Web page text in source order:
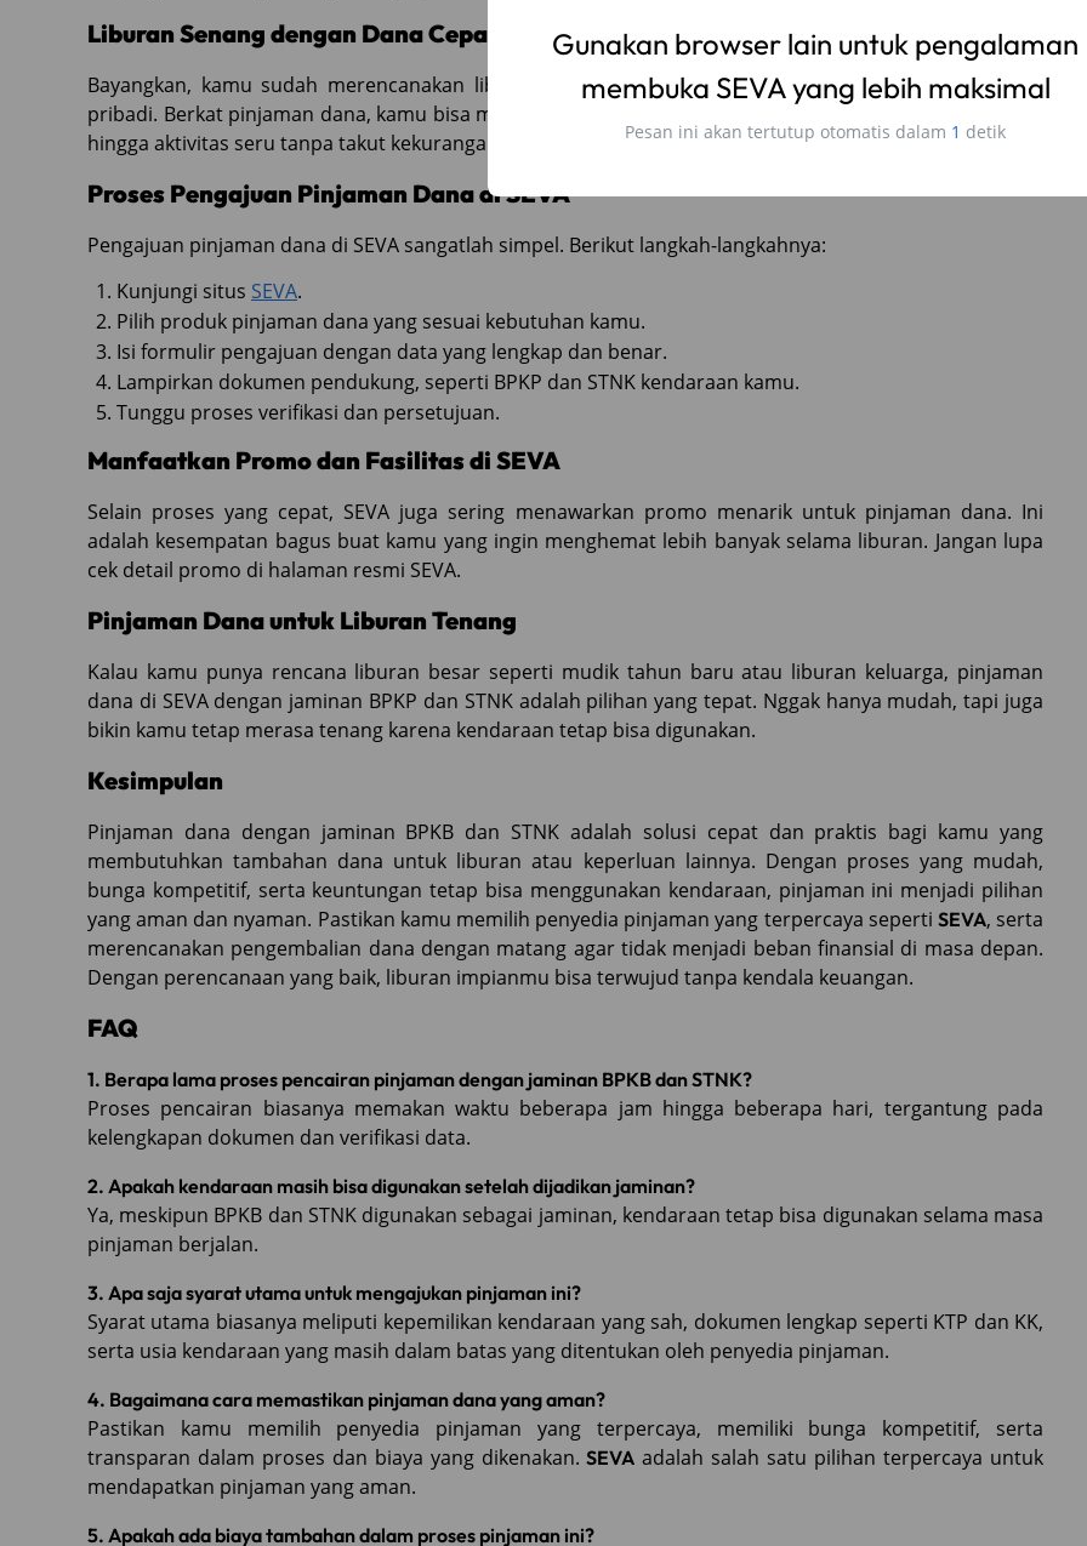
Liburan Senang dengan Dana Cepat dari SEVA
Bayangkan, kamu sudah merencanakan liburan bersama keluarga atau teman-teman dengan mobil
pribadi. Berkat pinjaman dana, kamu bisa mengatur semua kebutuhan mulai dari akomodasi, makanan,
hingga aktivitas seru tanpa takut kekurangan dana. Liburan senang jadi lebih mudah diwujudkan.
Proses Pengajuan Pinjaman Dana di SEVA
Pengajuan pinjaman dana di SEVA sangatlah simpel. Berikut langkah-langkahnya:
Kunjungi situs SEVA.
Pilih produk pinjaman dana yang sesuai kebutuhan kamu.
Isi formulir pengajuan dengan data yang lengkap dan benar.
Lampirkan dokumen pendukung, seperti BPKP dan STNK kendaraan kamu.
Tunggu proses verifikasi dan persetujuan.
Manfaatkan Promo dan Fasilitas di SEVA
Selain proses yang cepat, SEVA juga sering menawarkan promo menarik untuk pinjaman dana. Ini
adalah kesempatan bagus buat kamu yang ingin menghemat lebih banyak selama liburan. Jangan lupa
cek detail promo di halaman resmi SEVA.
Pinjaman Dana untuk Liburan Tenang
Kalau kamu punya rencana liburan besar seperti mudik tahun baru atau liburan keluarga, pinjaman
dana di SEVA dengan jaminan BPKP dan STNK adalah pilihan yang tepat. Nggak hanya mudah, tapi juga
bikin kamu tetap merasa tenang karena kendaraan tetap bisa digunakan.
Kesimpulan
Pinjaman dana dengan jaminan BPKB dan STNK adalah solusi cepat dan praktis bagi kamu yang
membutuhkan tambahan dana untuk liburan atau keperluan lainnya. Dengan proses yang mudah,
bunga kompetitif, serta keuntungan tetap bisa menggunakan kendaraan, pinjaman ini menjadi pilihan
yang aman dan nyaman. Pastikan kamu memilih penyedia pinjaman yang terpercaya seperti SEVA, serta
merencanakan pengembalian dana dengan matang agar tidak menjadi beban finansial di masa depan.
Dengan perencanaan yang baik, liburan impianmu bisa terwujud tanpa kendala keuangan.
FAQ
1. Berapa lama proses pencairan pinjaman dengan jaminan BPKB dan STNK?
Proses pencairan biasanya memakan waktu beberapa jam hingga beberapa hari, tergantung pada
kelengkapan dokumen dan verifikasi data.
2. Apakah kendaraan masih bisa digunakan setelah dijadikan jaminan?
Ya, meskipun BPKB dan STNK digunakan sebagai jaminan, kendaraan tetap bisa digunakan selama masa
pinjaman berjalan.
3. Apa saja syarat utama untuk mengajukan pinjaman ini?
Syarat utama biasanya meliputi kepemilikan kendaraan yang sah, dokumen lengkap seperti KTP dan KK,
serta usia kendaraan yang masih dalam batas yang ditentukan oleh penyedia pinjaman.
4. Bagaimana cara memastikan pinjaman dana yang aman?
Pastikan kamu memilih penyedia pinjaman yang terpercaya, memiliki bunga kompetitif, serta
transparan dalam proses dan biaya yang dikenakan.SEVA adalah salah satu pilihan terpercaya untuk
mendapatkan pinjaman yang aman.
5. Apakah ada biaya tambahan dalam proses pinjaman ini?